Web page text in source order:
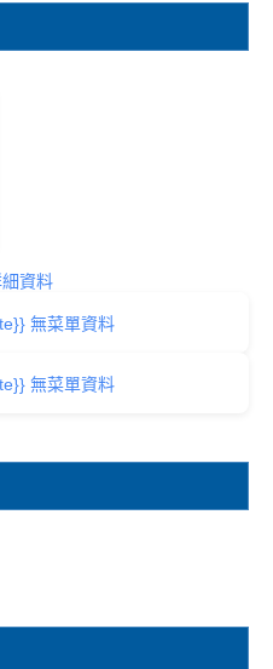
資料
無菜單資料
無菜單資料